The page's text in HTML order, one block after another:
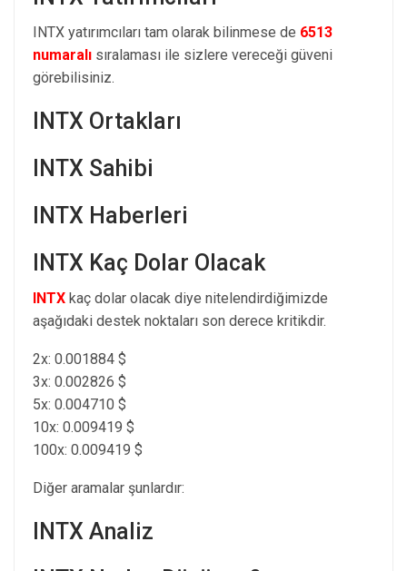
INTX yatırımcıları tam olarak bilinmese de 6513
numaralı sıralaması ile sizlere vereceği güveni
görebilisiniz.
INTX Ortakları
INTX Sahibi
INTX Haberleri
INTX Kaç Dolar Olacak
INTX kaç dolar olacak diye nitelendirdiğimizde
aşağıdaki destek noktaları son derece kritikdir.
2x: 0.001884 $
3x: 0.002826 $
5x: 0.004710 $
10x: 0.009419 $
100x: 0.009419 $
Diğer aramalar şunlardır:
INTX Analiz